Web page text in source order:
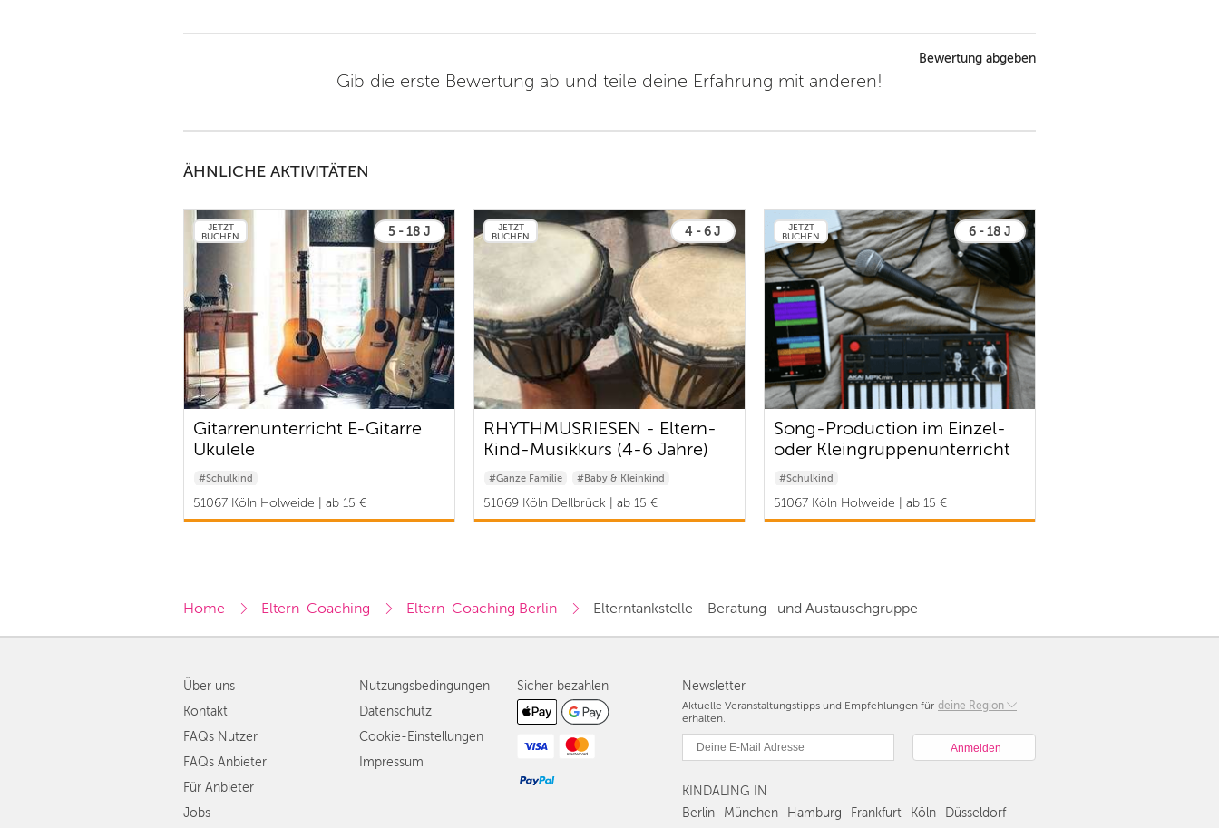
Bewertung abgeben
Gib die erste Bewertung ab und teile deine Erfahrung mit anderen!
ÄHNLICHE AKTIVITÄTEN
JETZT
BUCHEN
5 - 18 J
Gitarrenunterricht E-Gitarre
Ukulele
#Schulkind
51067 Köln Holweide | ab 15 €
JETZT
BUCHEN
4 - 6 J
RHYTHMUSRIESEN - Eltern-
Kind-Musikkurs (4-6 Jahre)
#Ganze Familie #Baby & Kleinkind
51069 Köln Dellbrück | ab 15 €
JETZT
BUCHEN
6 - 18 J
Song-Production im Einzel-
oder Kleingruppenunterricht
#Schulkind
51067 Köln Holweide | ab 15 €
Home Eltern-Coaching Eltern-Coaching Berlin Elterntankstelle - Beratung- und Austauschgruppe
Newsletter
Aktuelle Veranstaltungstipps und Empfehlungen für deine Region
Berlin
Hamburg
Düsseldorf
erhalten.
KINDALING IN
Berlin
München Hamburg Frankfurt Köln Düsseldorf
Über uns
Kontakt
FAQs Nutzer
FAQs Anbieter
Für Anbieter
Jobs
Nutzungsbedingungen
Datenschutz
Cookie-Einstellungen
Impressum
Sicher bezahlen